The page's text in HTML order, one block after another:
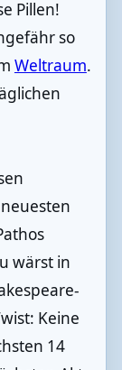
Pillen!
so
Weltraum.
wärst in
Keine
14